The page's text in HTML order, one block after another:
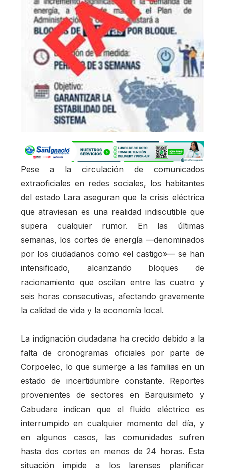
Pese a la circulación de comunicados
extraoficiales en redes sociales, los habitantes
del estado Lara aseguran que la crisis eléctrica
que atraviesan es una realidad indiscutible que
supera cualquier rumor. En las últimas
semanas, los cortes de energía —denominados
por los ciudadanos como «el castigo»— se han
intensificado, alcanzando bloques de
racionamiento que oscilan entre las cuatro y
seis horas consecutivas, afectando gravemente
la calidad de vida y la economía local.
La indignación ciudadana ha crecido debido a la
falta de cronogramas oficiales por parte de
Corpoelec, lo que sumerge a las familias en un
estado de incertidumbre constante. Reportes
provenientes de sectores en Barquisimeto y
Cabudare indican que el fluido eléctrico es
interrumpido en cualquier momento del día, y
en algunos casos, las comunidades sufren
hasta dos cortes en menos de 24 horas. Esta
situación impide a los larenses planificar